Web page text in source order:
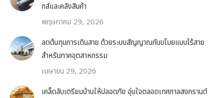
กส์และคลังสินค้า
พฤษภาคม 29, 2026
ลดต้นทุนการเดินสาย ด้วยระบบสัญญาณกันขโมยแบบไร้สาย
สำหรับภาคอุตสาหกรรม
เมษายน 29, 2026
เคล็ดลับเตรียมบ้านให้ปลอดภัย อุ่นใจตลอดเทศกาลสงกรานต์